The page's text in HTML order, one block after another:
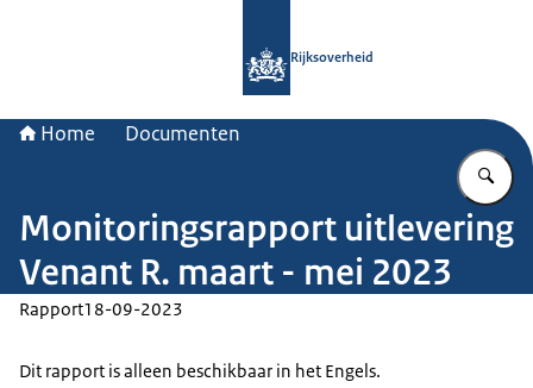
Rijksoverheid
Home Documenten
Monitoringsrapport uitlevering
Venant R. maart - mei 2023
Rapport18-09-2023
Dit rapport is alleen beschikbaar in het Engels.